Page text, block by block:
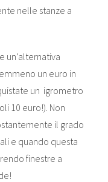
nelle stanze a
un’alternativa
un euro in
un igrometro
10 euro!). Non
il grado
e quando questa
finestre a